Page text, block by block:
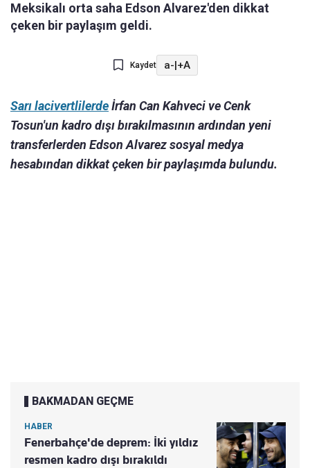
Meksikalı orta saha Edson Alvarez'den dikkat
çeken bir paylaşım geldi.
Kaydet a-|+A
Sarı lacivertlilerdeİrfan Can Kahveci ve Cenk
Tosun'un kadro dışı bırakılmasının ardından yeni
transferlerden Edson Alvarez sosyal medya
hesabından dikkat çeken bir paylaşımda bulundu.
BAKMADAN GEÇME
HABER
Fenerbahçe'de deprem: İki yıldız
resmen kadro dışı bırakıldı